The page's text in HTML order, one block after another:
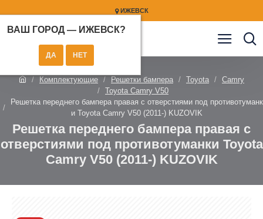
ИЖЕВСК
ВАШ ГОРОД — ИЖЕВСК?
Комплектующие Решетки бампера Toyota
Camry
Toyota Camry V50
Решетка переднего бампера правая с отверстиями под противотуманк
и Toyota Camry V50 (2011-) KUZOVIK
Решетка переднего бампера правая с
отверстиями под противотуманки Toyota
Camry V50 (2011-) KUZOVIK